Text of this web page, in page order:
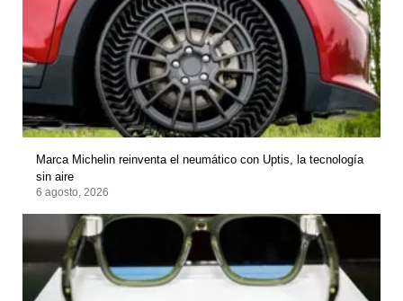
Marca Michelin reinventa el neumático con Uptis, la tecnología
sin aire
6 agosto, 2026